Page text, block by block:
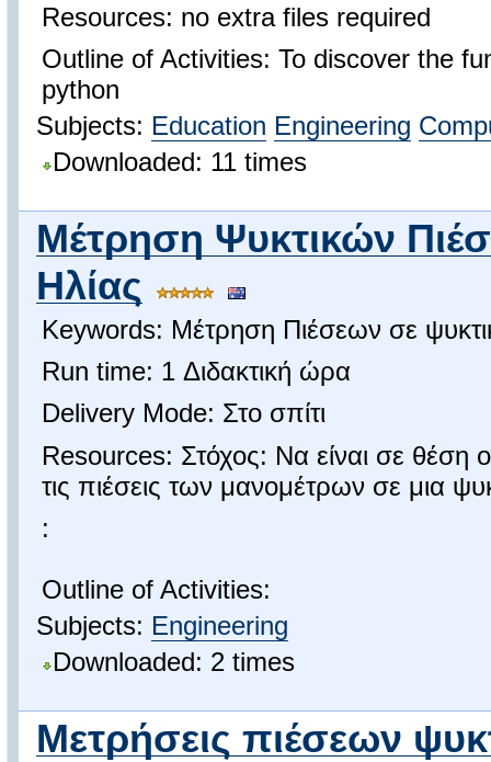
Resources: no extra files required
Outline of Activities: To discover the
python
Subjects: Education Engineering
Downloaded: 11 times
Μέτρηση Ψυκτικών
Ηλίας
Keywords: Μέτρηση Πιέσεων σε
Run time: 1 Διδακτική ώρα
Delivery Mode: Στο σπίτι
Resources: Στόχος: Να είναι σε θέση
τις πιέσεις των μανομέτρων σε μια
:
Outline of Activities:
Subjects: Engineering
Downloaded: 2 times
Μετρήσεις πιέσεων